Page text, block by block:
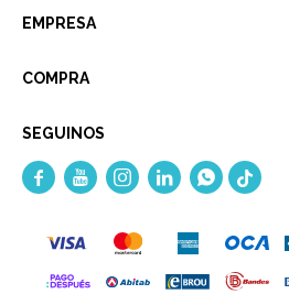
EMPRESA
COMPRA
SEGUINOS
    